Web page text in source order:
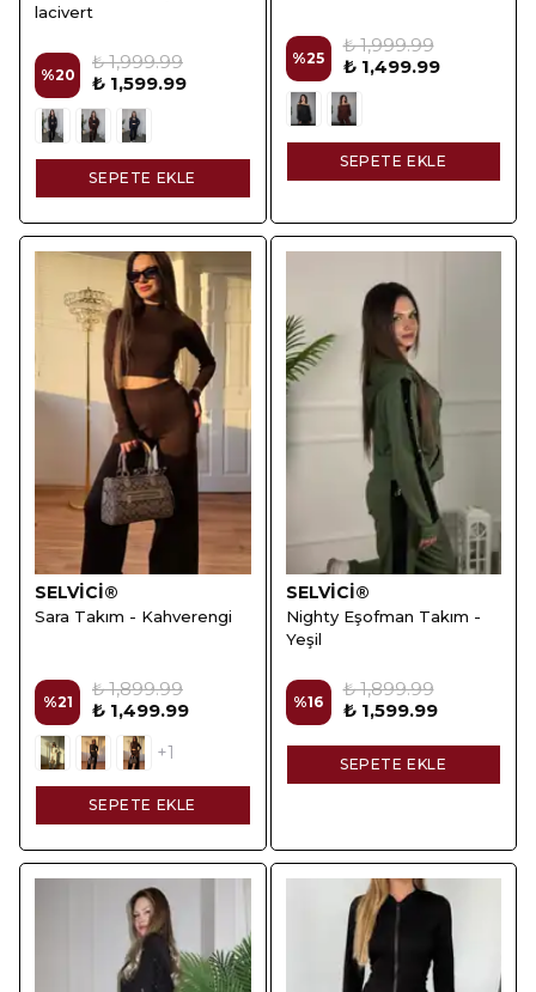
lacivert
%20
₺ 1,999.99
₺ 1,599.99
SEPETE EKLE
%25
₺ 1,999.99
₺ 1,499.99
SEPETE EKLE
SELVİCİ®
Sara Takım - Kahverengi
%21
₺ 1,899.99
₺ 1,499.99
+1
SEPETE EKLE
SELVİCİ®
Nighty Eşofman Takım -
Yeşil
%16
₺ 1,899.99
₺ 1,599.99
SEPETE EKLE